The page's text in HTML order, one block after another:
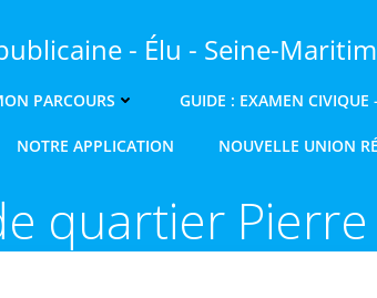
- Élu - Seine-
PARCOURS GUIDE : EXAMEN CIVIQUE
NOTRE APPLICATION NOUVELLE UNION
quartier